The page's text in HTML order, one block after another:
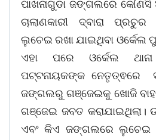
ପାଖନାଗୁଡା ଜଙ୍ଗଲରେ କୌଣସି
ଚାଲାଣକାରୀ ଦ୍ବାରା
ଲୁଚେଇ ରଖା ଯାଇଥିବା ଓର୍କେଲ
ଏହା ପରେ ଓର୍କେଲ
ପଟ୍ଟନାୟକଙ୍କ ନେତୃତ୍ଵରେ
ଜଙ୍ଗଲରୁ ଗଞ୍ଜେଇକୁ ଖୋଜି
ଗଞ୍ଜେଇ ଜବତ କରାଯାଇଥିଲା।
ଏବଂ କିଏ ଜଙ୍ଗଲରେ ଲୁଚେଇ